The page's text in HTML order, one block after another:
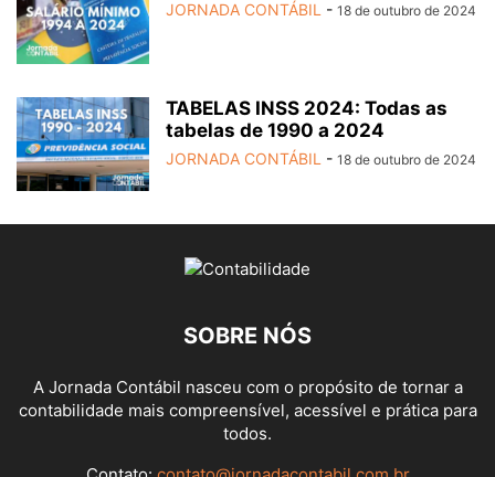
JORNADA CONTÁBIL - 18 de outubro de 2024
TABELAS INSS 2024: Todas as
tabelas de 1990 a 2024
JORNADA CONTÁBIL - 18 de outubro de 2024
SOBRE NÓS
A Jornada Contábil nasceu com o propósito de tornar a
contabilidade mais compreensível, acessível e prática para
todos.